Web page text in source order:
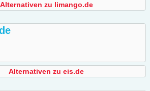
Alternativen zu limango.de
Alternativen zu eis.de